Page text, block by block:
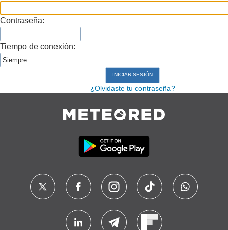
Contraseña:
Tiempo de conexión:
¿Olvidaste tu contraseña?